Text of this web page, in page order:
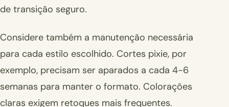
de transição seguro.
Considere também a manutenção necessária
para cada estilo escolhido. Cortes pixie, por
exemplo, precisam ser aparados a cada 4-6
semanas para manter o formato. Colorações
claras exigem retoques mais frequentes.